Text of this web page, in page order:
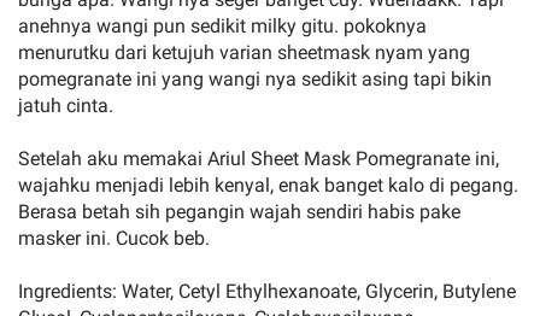
anehnya wangi pun sedikit milky gitu. pokoknya
menurutku dari ketujuh varian sheetmask nyam yang
pomegranate ini yang wangi nya sedikit asing tapi bikin
jatuh cinta.
Setelah aku memakai Ariul Sheet Mask Pomegranate ini,
wajahku menjadi lebih kenyal, enak banget kalo di pegang.
Berasa betah sih pegangin wajah sendiri habis pake
masker ini. Cucok beb.
Ingredients: Water, Cetyl Ethylhexanoate, Glycerin, Butylene